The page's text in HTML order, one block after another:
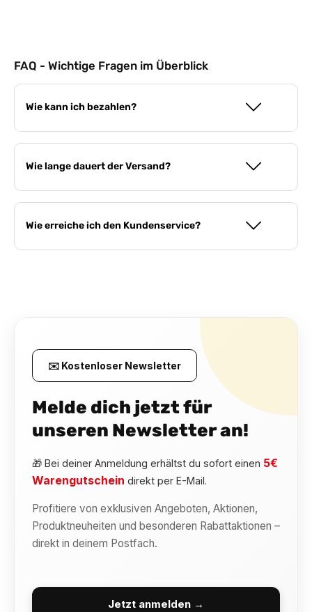
FAQ - Wichtige Fragen im Überblick
Wie kann ich bezahlen?
Wie lange dauert der Versand?
Wie erreiche ich den Kundenservice?
✉️ Kostenloser Newsletter
Melde dich jetzt für
unseren Newsletter an!
🎁 Bei deiner Anmeldung erhältst du sofort einen 5€
Warengutschein direkt per E-Mail.
Profitiere von exklusiven Angeboten, Aktionen,
Produktneuheiten und besonderen Rabattaktionen –
direkt in deinem Postfach.
Jetzt anmelden →